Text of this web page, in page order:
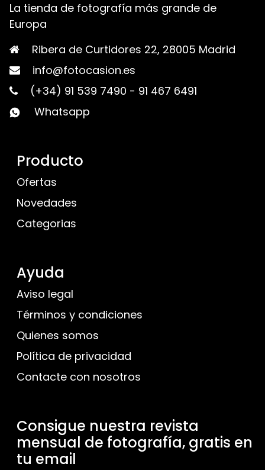
La tienda de fotografía más grande de
Europa
Ribera de Curtidores 22, 28005 Madrid
info@fotocasion.es
(+34) 91 539 7490 - 91 467 6491
Whatsapp
Producto
Ofertas
Novedades
Categorias
Ayuda
Aviso legal
Términos y condiciones
Quienes somos
Política de privacidad
Contacte con nosotros
Consigue nuestra revista
mensual de fotografía, gratis en
tu email